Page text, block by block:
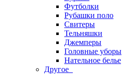
Футболки
Рубашки поло
Свитеры
Тельняшки
Джемперы
Головные уборы
Нательное белье
Другое